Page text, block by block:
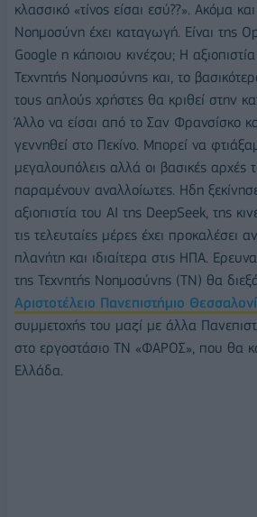
κλασσικό «τίνος είσαι εσύ??». Ακόμα
Νοημοσύνη έχει καταγωγή. Είναι της
Google η κάποιου κινέζου; Η
Τεχνητής Νοημοσύνης και, το
τους απλούς χρήστες θα κριθεί στην
Άλλο να είσαι από το Σαν Φρανσίσκο
γεννηθεί στο Πεκίνο. Μπορεί να
μεγαλουπόλεις αλλά οι βασικές αρχές
παραμένουν αναλλοίωτες. Ηδη
αξιοπιστία του ΑΙ της DeepSeek, της
τις τελευταίες μέρες έχει προκαλέσει
πλανήτη και ιδιαίτερα στις ΗΠΑ.
της Τεχνητής Νοημοσύνης (ΤΝ) θα
Αριστοτέλειο Πανεπιστήμιο
συμμετοχής του μαζί με άλλα
στο εργοστάσιο ΤΝ «ΦΑΡΟΣ», που θα
Ελλάδα.